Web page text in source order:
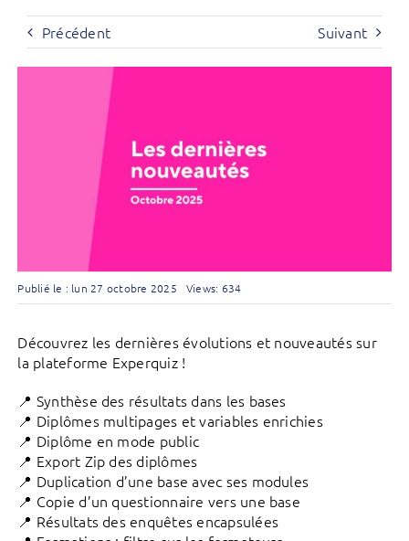
Précédent Suivant
Publié le : lun 27 octobre 2025 Views: 634
Découvrez les dernières évolutions et nouveautés sur
la plateforme Experquiz !
📍 Synthèse des résultats dans les bases
📍 Diplômes multipages et variables enrichies
📍 Diplôme en mode public
📍 Export Zip des diplômes
📍 Duplication d’une base avec ses modules
📍 Copie d’un questionnaire vers une base
📍 Résultats des enquêtes encapsulées